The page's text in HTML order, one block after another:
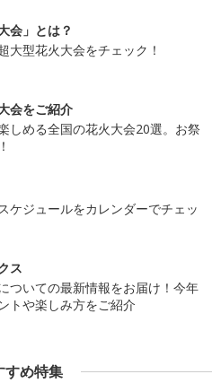
会」とは？
大型花火大会をチェック！
会をご紹介
しめる全国の花火大会20選。お祭
ケジュールをカレンダーでチェッ
ス
ついての最新情報をお届け！今年
トや楽しみ方をご紹介
すめ特集